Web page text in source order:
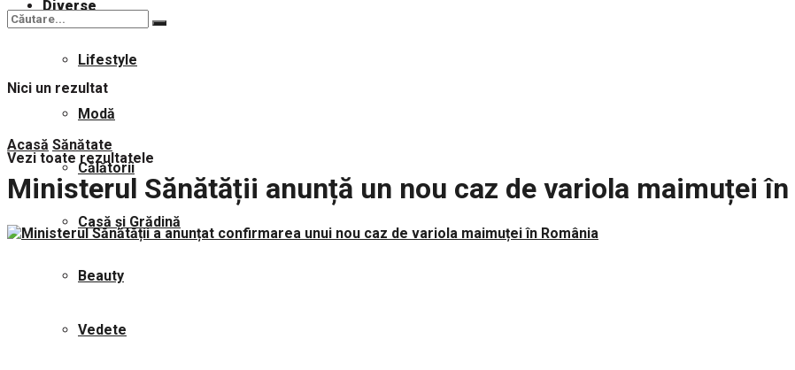
Diverse
Lifestyle
Modă
Călătorii
Casă și Grădină
Beauty
Vedete
Nici un rezultat
Vezi toate rezultatele
Acasă Sănătate
Ministerul Sănătății anunță un nou caz de variola maimuței în